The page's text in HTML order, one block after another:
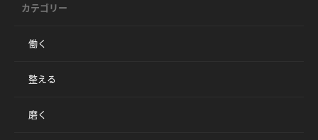
カテゴリー
働く
整える
磨く